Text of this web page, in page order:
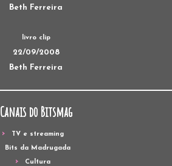
Beth Ferreira
livro clip
22/09/2008
Beth Ferreira
Canais do Bitsmag
TV e streaming
Bits da Madrugada
Cultura